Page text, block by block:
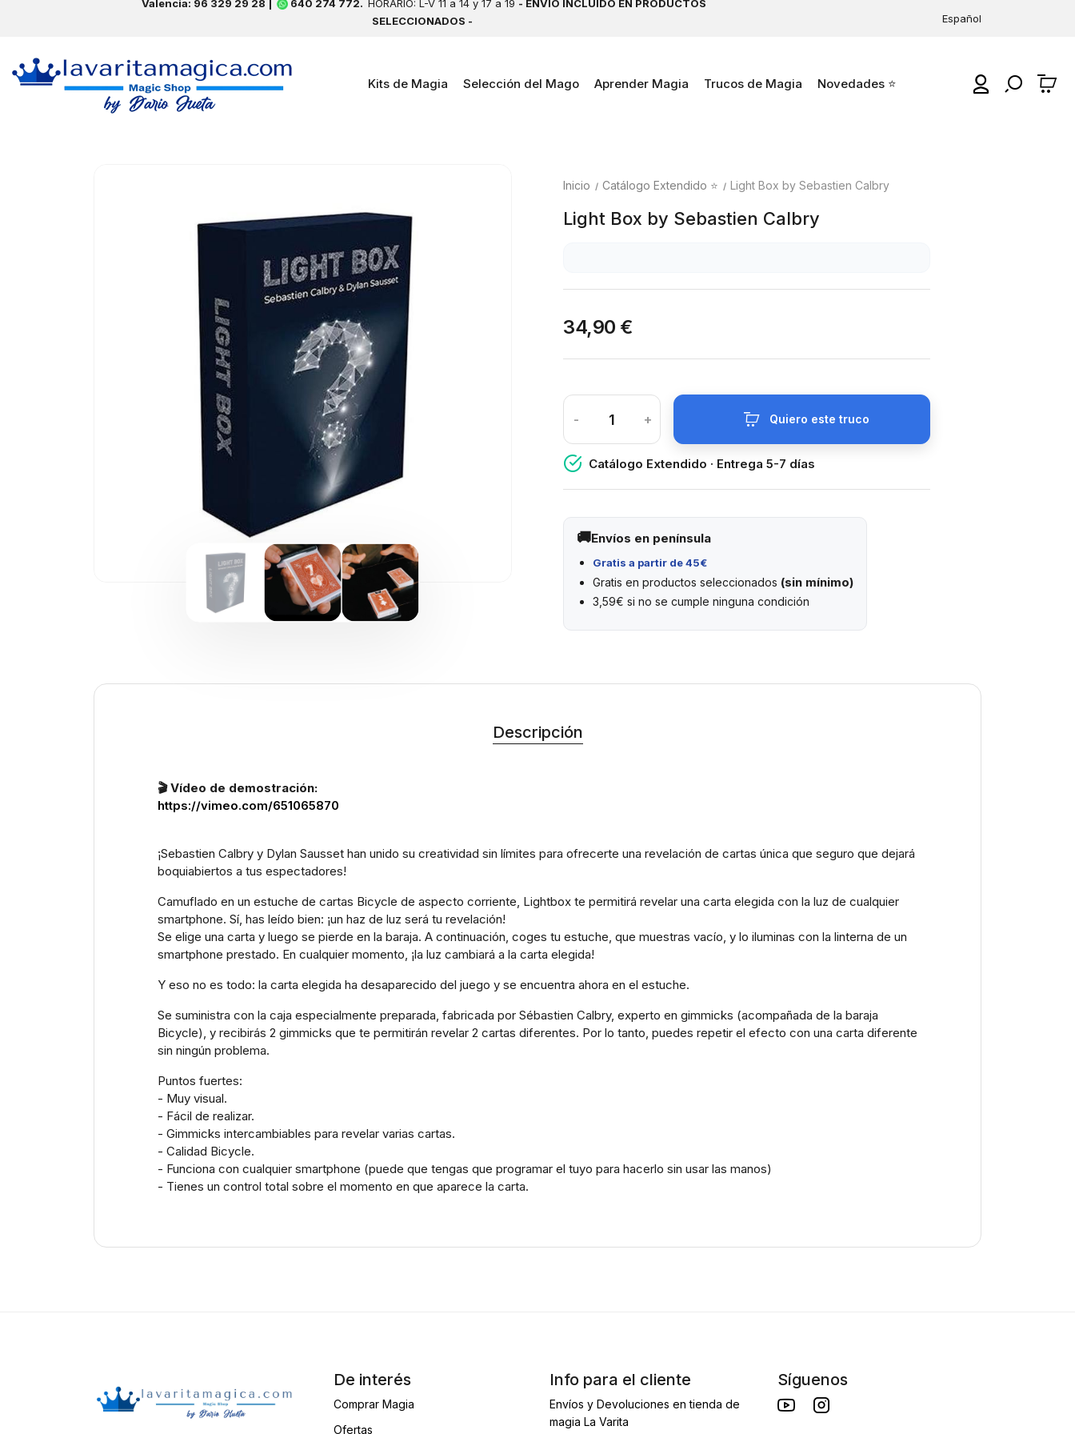
Español
Valencia: 96 329 29 28 | 640 274 772. HORARIO: L-V 11 a 14 y 17 a 19 - ENVÍO INCLUIDO EN PRODUCTOS
SELECCIONADOS -
Kits de Magia Selección del Mago Aprender Magia Trucos de Magia Novedades ⭐
Inicio Catálogo Extendido ⭐ Light Box by Sebastien Calbry
Light Box by Sebastien Calbry
34,90 €
- + Quiero este truco
Catálogo Extendido · Entrega 5-7 días
Envíos en península
Gratis a partir de 45€
Gratis en productos seleccionados (sin mínimo)
3,59€ si no se cumple ninguna condición
Descripción
🎬 Vídeo de demostración:
https://vimeo.com/651065870
¡Sebastien Calbry y Dylan Sausset han unido su creatividad sin límites para ofrecerte una revelación de cartas única que seguro que dejará
boquiabiertos a tus espectadores!
Camuflado en un estuche de cartas Bicycle de aspecto corriente, Lightbox te permitirá revelar una carta elegida con la luz de cualquier
smartphone. Sí, has leído bien: ¡un haz de luz será tu revelación!
Se elige una carta y luego se pierde en la baraja. A continuación, coges tu estuche, que muestras vacío, y lo iluminas con la linterna de un
smartphone prestado. En cualquier momento, ¡la luz cambiará a la carta elegida!
Y eso no es todo: la carta elegida ha desaparecido del juego y se encuentra ahora en el estuche.
Se suministra con la caja especialmente preparada, fabricada por Sébastien Calbry, experto en gimmicks (acompañada de la baraja
Bicycle), y recibirás 2 gimmicks que te permitirán revelar 2 cartas diferentes. Por lo tanto, puedes repetir el efecto con una carta diferente
sin ningún problema.
Puntos fuertes:
- Muy visual.
- Fácil de realizar.
- Gimmicks intercambiables para revelar varias cartas.
- Calidad Bicycle.
- Funciona con cualquier smartphone (puede que tengas que programar el tuyo para hacerlo sin usar las manos)
- Tienes un control total sobre el momento en que aparece la carta.
De interés
Comprar Magia
Ofertas
Info para el cliente
Envíos y Devoluciones en tienda de
magia La Varita
Síguenos